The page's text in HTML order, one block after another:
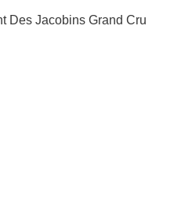
Des Jacobins Grand Cru